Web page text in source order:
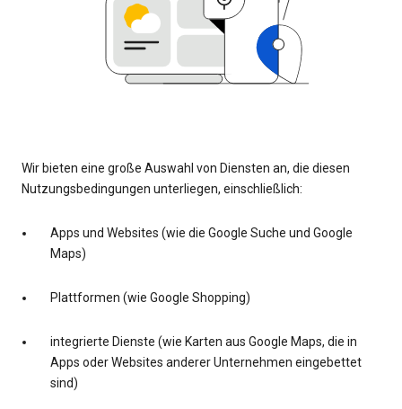
Wir bieten eine große Auswahl von Diensten an, die diesen
Nutzungsbedingungen unterliegen, einschließlich:
Apps und Websites (wie die Google Suche und Google
Maps)
Plattformen (wie Google Shopping)
integrierte Dienste (wie Karten aus Google Maps, die in
Apps oder Websites anderer Unternehmen eingebettet
sind)